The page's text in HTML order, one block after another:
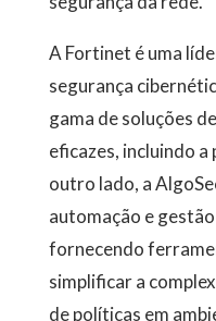
A Fortinet é uma
segurança
gama de soluções
eficazes, incluindo
outro lado, a
automação e
fornecendo
simplificar a
de políticas em